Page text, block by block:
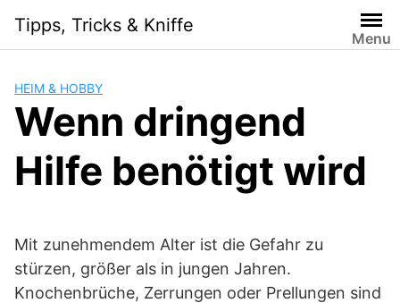
content
Tipps, Tricks & Kniffe
Menu
HEIM & HOBBY
Wenn dringend
Hilfe benötigt wird
Mit zunehmendem Alter ist die Gefahr zu
stürzen, größer als in jungen Jahren.
Knochenbrüche, Zerrungen oder Prellungen sind